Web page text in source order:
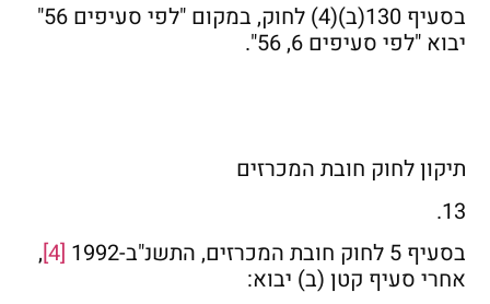
בסעיף 130(ב)(4) לחוק, במקום "לפי סעיפים 56"
יבוא "לפי סעיפים 6, 56".
תיקון לחוק חובת המכרזים
13.
בסעיף 5 לחוק חובת המכרזים, התשנ"ב-1992
[4]
,
אחרי סעיף קטן (ב) יבוא: